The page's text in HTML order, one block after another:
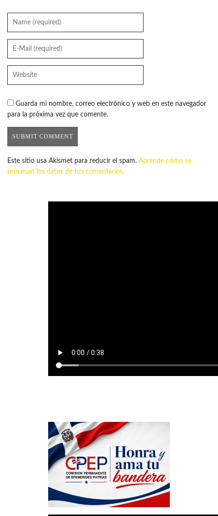
Guarda mi nombre, correo electrónico y web en este navegador
para la próxima vez que comente.
Este sitio usa Akismet para reducir el spam. Aprende cómo se
procesan los datos de tus comentarios.